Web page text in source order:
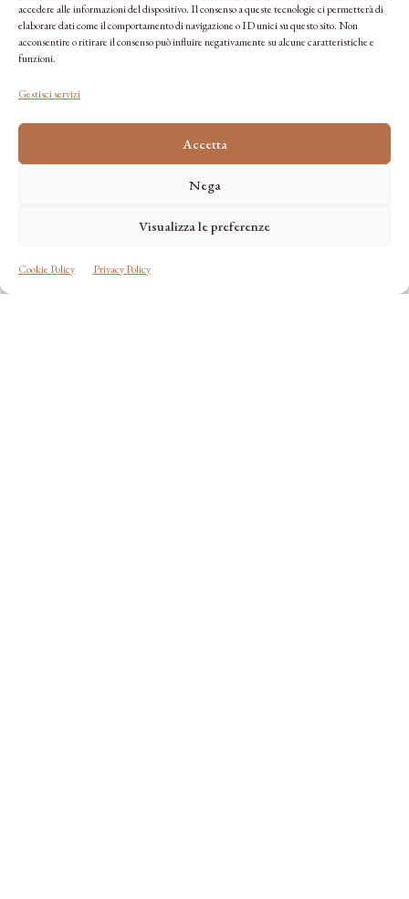
accedere alle informazioni del dispositivo. Il consenso a queste tecnologie ci permetterà di
elaborare dati come il comportamento di navigazione o ID unici su questo sito. Non
acconsentire o ritirare il consenso può influire negativamente su alcune caratteristiche e
funzioni.
Gestisci servizi
Accetta
Nega
Visualizza le preferenze
Cookie Policy Privacy Policy
Casale Sterpeti
LOC. STERPETI (GR) - TOSCANALOC. STERPETI (GR) - TOSCANA